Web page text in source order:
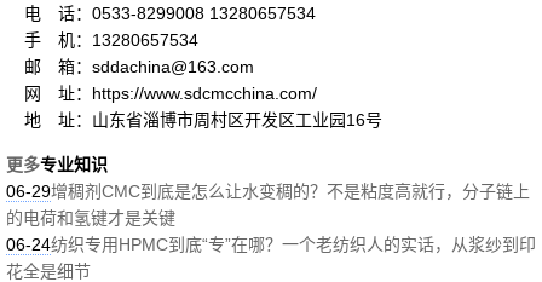
电 话：0533-8299008 13280657534
手 机：13280657534
邮 箱：sddachina@163.com
网 址：https://www.sdcmcchina.com/
地 址：山东省淄博市周村区开发区工业园16号
更多专业知识
06-29增稠剂CMC到底是怎么让水变稠的？不是粘度高就行，分子链上
的电荷和氢键才是关键
06-24纺织专用HPMC到底“专”在哪？一个老纺织人的实话，从浆纱到印
花全是细节